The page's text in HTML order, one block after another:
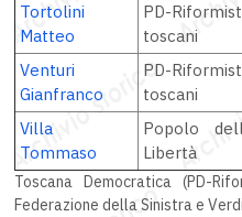
Tortolini
Matteo
PD-
toscani
Venturi
Gianfranco
PD-
toscani
Villa
Tommaso
Popolo
Libertà
Toscana Democratica (PD-
Federazione della Sinistra e